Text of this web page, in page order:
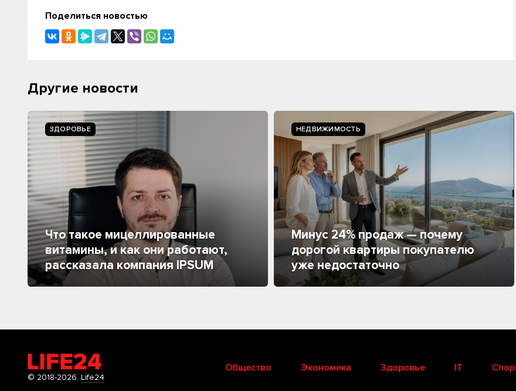
Поделиться новостью
Другие новости
ЗДОРОВЬЕ
Что такое мицеллированные
витамины, и как они работают,
рассказала компания IPSUM
НЕДВИЖИМОСТЬ
Минус 24% продаж — почему
дорогой квартиры покупателю
уже недостаточно
© 2018-2026. Life24
Общество Экономика Здоровье IT